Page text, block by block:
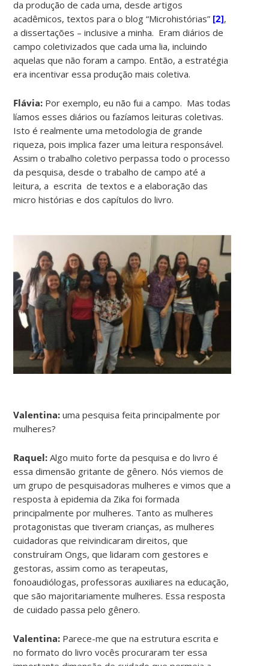
da produção de cada uma, desde artigos
acadêmicos, textos para o blog “Microhistórias” [2],
a dissertações – inclusive a minha. Eram diários de
campo coletivizados que cada uma lia, incluindo
aquelas que não foram a campo. Então, a estratégia
era incentivar essa produção mais coletiva.
Flávia: Por exemplo, eu não fui a campo. Mas todas
líamos esses diários ou fazíamos leituras coletivas.
Isto é realmente uma metodologia de grande
riqueza, pois implica fazer uma leitura responsável.
Assim o trabalho coletivo perpassa todo o processo
da pesquisa, desde o trabalho de campo até a
leitura, a escrita de textos e a elaboração das
micro histórias e dos capítulos do livro.
Valentina: uma pesquisa feita principalmente por
mulheres?
Raquel: Algo muito forte da pesquisa e do livro é
essa dimensão gritante de gênero. Nós viemos de
um grupo de pesquisadoras mulheres e vimos que a
resposta à epidemia da Zika foi formada
principalmente por mulheres. Tanto as mulheres
protagonistas que tiveram crianças, as mulheres
cuidadoras que reivindicaram direitos, que
construíram Ongs, que lidaram com gestores e
gestoras, assim como as terapeutas,
fonoaudiólogas, professoras auxiliares na educação,
que são majoritariamente mulheres. Essa resposta
de cuidado passa pelo gênero.
Valentina: Parece-me que na estrutura escrita e
no formato do livro vocês procuraram ter essa